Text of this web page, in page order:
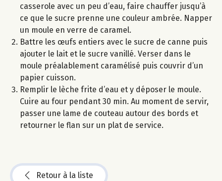
casserole avec un peu d’eau, faire chauffer jusqu’à
ce que le sucre prenne une couleur ambrée. Napper
un moule en verre de caramel.
Battre les œufs entiers avec le sucre de canne puis
ajouter le lait et le sucre vanillé. Verser dans le
moule préalablement caramélisé puis couvrir d’un
papier cuisson.
Remplir le lèche frite d’eau et y déposer le moule.
Cuire au four pendant 30 min. Au moment de servir,
passer une lame de couteau autour des bords et
retourner le flan sur un plat de service.
Retour à la liste